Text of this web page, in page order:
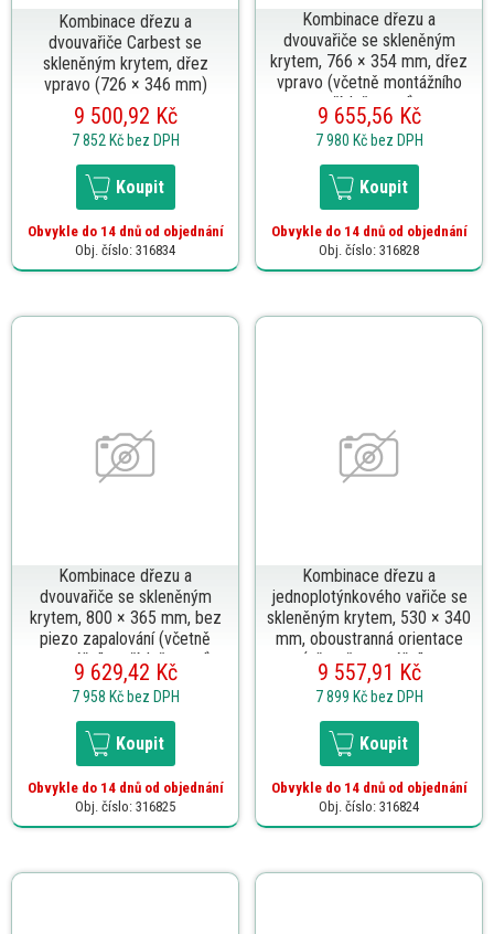
Kombinace dřezu a
dvouvařiče Carbest se
skleněným krytem, dřez
vpravo (726 × 346 mm)
9 500,92 Kč
7 852 Kč bez DPH
Koupit
Obvykle do 14 dnů od objednání
Obj. číslo: 316834
Kombinace dřezu a
dvouvařiče se skleněným
krytem, 766 × 354 mm, dřez
vpravo (včetně montážního
příslušenství)
9 655,56 Kč
7 980 Kč bez DPH
Koupit
Obvykle do 14 dnů od objednání
Obj. číslo: 316828
Kombinace dřezu a
dvouvařiče se skleněným
krytem, 800 × 365 mm, bez
piezo zapalování (včetně
montážního příslušenství)
9 629,42 Kč
7 958 Kč bez DPH
Koupit
Obvykle do 14 dnů od objednání
Obj. číslo: 316825
Kombinace dřezu a
jednoplotýnkového vařiče se
skleněným krytem, 530 × 340
mm, oboustranná orientace
(včetně montážního
příslušenství a odtokové
armatury)
9 557,91 Kč
7 899 Kč bez DPH
Koupit
Obvykle do 14 dnů od objednání
Obj. číslo: 316824